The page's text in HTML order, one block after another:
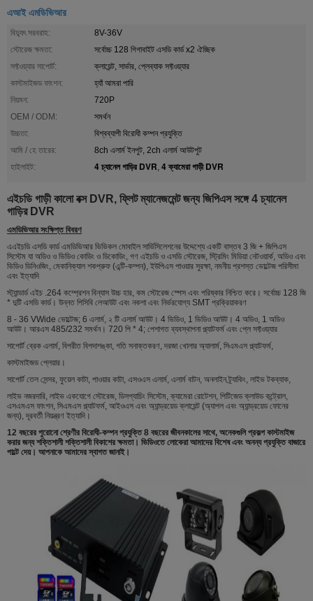
এআই এমডিভিআর
বিদ্যুৎ সরবরাহ:
8V-36V
স্টোরেজ ক্ষমতা:
সর্বোচ্চ 128 গিগাবাইট এসডি কার্ড x2 ঐচ্ছিক
সফ্টওয়্যার সাপোর্ট:
ক্লায়েন্ট, সার্ভার, প্লেব্যাক সফ্টওয়্যার
কাস্টমাইজড ফাংশন:
হ্যাঁ আমরা পারি
নিয়মন:
720P
OEM / ODM:
সমর্থন
উচ্চতা:
বিশ্বব্যাপী বিরোধী কম্পন প্রযুক্তি
আমি / হে তারের:
8ch এলার্ম ইনপুট, 2ch এলার্ম আউটপুট
হাইলাইট:
4 চ্যানেল গাড়ির DVR, 4 ক্যামেরা গাড়ী DVR
এইচডি গাড়ী কালো বক্স DVR, ফ্লিট ম্যানেজমেন্ট জন্য জিপিএস সঙ্গে 4 চ্যানেল
গাড়ির DVR
এমডিভিআর সংক্ষিপ্ত বিবরণ
এএইচডি এসডি কার্ড এমডিভিআর ভিভিকল মোবাইল সার্ভিসিলেশনের উদ্দেশ্যে একটি বাস্তব 3 জি + জিপিএস
সিস্টেম যা অডিও ও ভিডিও কোডিং ও ডিকোডিং, গণ এইচডি ও এসডি স্টোরেজ, স্ট্রিমিং মিডিয়া নেটওয়ার্ক, অডিও এবং
ভিডিও ডিনিওজিং, মেকানিক্যাল শকপ্রুফ (এন্টি-কম্পন), ইউপিএস পাওয়ার সুরক্ষা, নমনীয় প্রশস্ত ভোল্টেজ পরিসীমা
এবং ইত্যাদি
স্ট্যান্ডার্ড এইচ .264 কম্প্রেশন বিন্যাস উচ্চ হার, কম স্টোরেজ স্পেস এবং পরিষ্কার নিশ্চিত করে। সর্বোচ্চ 128 জি
* দুটি এসডি কার্ড। উন্নত পিসিবি লেআউট এবং নকশা এবং নির্ভরযোগ্য SMT প্রক্রিয়াকরণ
8 - 36 VWide ভোল্টেজ; 6 এলার্ম, ২ টি এলার্ম আউট। 4 ভিডিও, 1 ভিডিও আউট। 4 অডিও, 1 অডিও
আউট। আরএস 485/232 সমর্থন। 720 পি * 4; পেশাগত ব্যবস্থাপনা প্ল্যাটফর্ম এবং প্লে সফ্টওয়্যার
সাপোর্ট ব্রেক এলার্ম, বিপরীত বিপদাশঙ্কা, গতি সনাক্তকরণ, দরজা খোলার অ্যালার্ম, সিএমএস প্ল্যাটফর্ম,
কাস্টমাইজড প্লেয়ার।
সাপোর্ট তেল সেন্সর, ফুয়েল কাটা, পাওয়ার কাটা, এসওএস এলার্ম, এলার্ম বাটন, অনলাইন ট্র্যাকিং, লাইভ টকব্যাক,
লাইভ নজরদারি, লাইভ একযোগে স্টোরেজ, ডিসপ্যাচিং সিস্টেম, ক্যামেরা রোটেশন, পিটিজেড ক্লাউড কন্ট্রোল,
এসএমএস ফাংশন, সিএমএস প্ল্যাটফর্ম, আইওএস এবং অ্যান্ড্রয়েড ক্লায়েন্ট (অ্যাপল এবং অ্যান্ড্রয়েড ফোনের
জন্য), দূরবর্তী নিয়ন্ত্রণ ইত্যাদি।
12 বছরের পুরোনো শ্রেণীর বিরোধী-কম্পন প্রযুক্তি 8 বছরের জীবনকালের সাথে, অনেকগুলি প্রকল্প কাস্টমাইজ
করার জন্য শক্তিশালী শক্তিশালী বিকাশের ক্ষমতা। ভিডিওতে লোকেরা আমাদের বিশেষ এবং অনন্য প্রযুক্তি বাজারে
পাল্টে দেয়। আপনাকে আমাদের স্বাগত জানাই।